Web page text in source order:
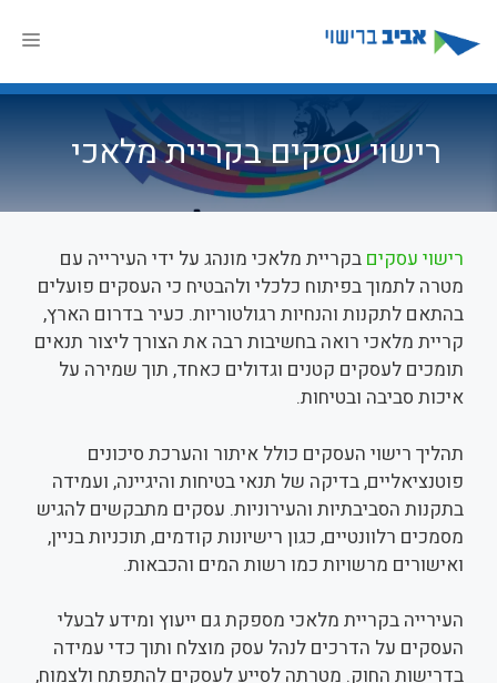
לתוכן
רישוי עסקים בקריית מלאכי
רישוי עסקים בקריית מלאכי מונהג על ידי העירייה עם
מטרה לתמוך בפיתוח כלכלי ולהבטיח כי העסקים פועלים
בהתאם לתקנות והנחיות רגולטוריות. כעיר בדרום הארץ,
קריית מלאכי רואה בחשיבות רבה את הצורך ליצור תנאים
תומכים לעסקים קטנים וגדולים כאחד, תוך שמירה על
איכות סביבה ובטיחות.
תהליך רישוי העסקים כולל איתור והערכת סיכונים
פוטנציאליים, בדיקה של תנאי בטיחות והיגיינה, ועמידה
בתקנות הסביבתיות והעירוניות. עסקים מתבקשים להגיש
מסמכים רלוונטיים, כגון רישיונות קודמים, תוכניות בניין,
ואישורים מרשויות כמו רשות המים והכבאות.
העירייה בקריית מלאכי מספקת גם ייעוץ ומידע לבעלי
העסקים על הדרכים לנהל עסק מוצלח ותוך כדי עמידה
בדרישות החוק. מטרתה לסייע לעסקים להתפתח ולצמוח,